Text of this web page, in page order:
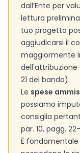
dall’Ente per
lettura
tuo progetto
aggiudicarsi il
maggiormente
dell'attribuzione
21 del bando).
Le spese
possiamo
consiglia
par. 10, pagg.
È fondamentale